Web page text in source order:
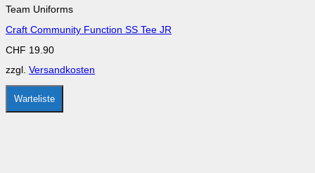
weist
Varianten
Die
können
auf
der
Produktseite
gewählt
Team Uniforms
Craft Community Function SS Tee JR
CHF 19.90
zzgl. Versandkosten
Warteliste